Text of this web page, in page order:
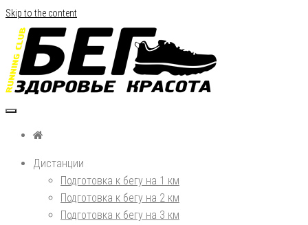
Skip to the content
Дистанции
Подготовка к бегу на 1 км
Подготовка к бегу на 2 км
Подготовка к бегу на 3 км